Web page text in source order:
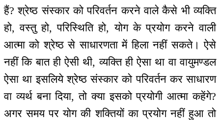
हैं? श्रेष्ठ संस्कार को परिवर्तन करने वाले कैसे भी व्यक्ति
हो, वस्तु हो, परिस्थिति हो, योग के प्रयोग करने वाली
आत्मा को श्रेष्ठ से साधारणता में हिला नहीं सकते। ऐसे
नहीं कि बात ही ऐसी थी, व्यक्ति ही ऐसा था वा वायुमण्डल
ऐसा था इसलिये श्रेष्ठ संस्कार को परिवर्तन कर साधारण
वा व्यर्थ बना दिया, तो क्या इसको प्रयोगी आत्मा कहेंगे?
अगर समय पर योग की शक्तियों का प्रयोग नहीं हुआ तो